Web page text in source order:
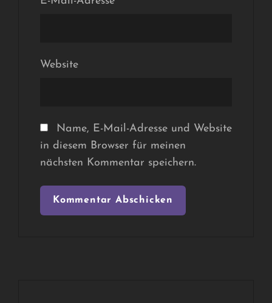
Website
Name, E-Mail-Adresse und Website
in diesem Browser für meinen
nächsten Kommentar speichern.